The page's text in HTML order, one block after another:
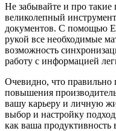
Не забывайте и про
великолепный
документов. С помощью
рукой все необходимые
возможность
работу с информацией
Очевидно, что
повышения
вашу карьеру и личную
выбор и настройку
как ваша продуктивность